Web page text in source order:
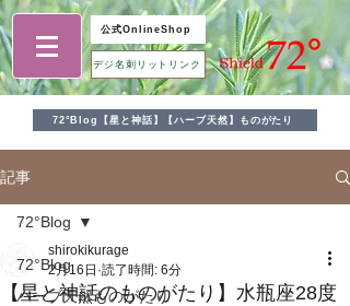
公式OnlineShop
デジ名刺リットリンク
72°Blog【星と神話】【ハーブ天然】ものがたり
記事
72°Blog
ハーブ天然ものがたり
72°Blog
【星と神話のものがたり】水瓶座28度
shirokikurage
2月16日 読了時間: 6分